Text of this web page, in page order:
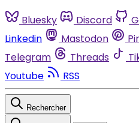
Bluesky Discord
Linkedin
Mastodon
Telegram
Threads
Youtube
RSS
Rechercher